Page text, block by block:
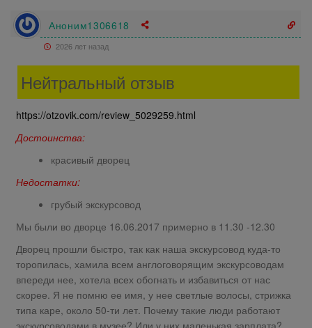
Аноним1306618
2026 лет назад
Нейтральный отзыв
https://otzovik.com/review_5029259.html
Достоинства:
красивый дворец
Недостатки:
грубый экскурсовод
Мы были во дворце 16.06.2017 примерно в 11.30 -12.30
Дворец прошли быстро, так как наша экскурсовод куда-то
торопилась, хамила всем англоговорящим экскурсоводам
впереди нее, хотела всех обогнать и избавиться от нас
скорее. Я не помню ее имя, у нее светлые волосы, стрижка
типа каре, около 50-ти лет. Почему такие люди работают